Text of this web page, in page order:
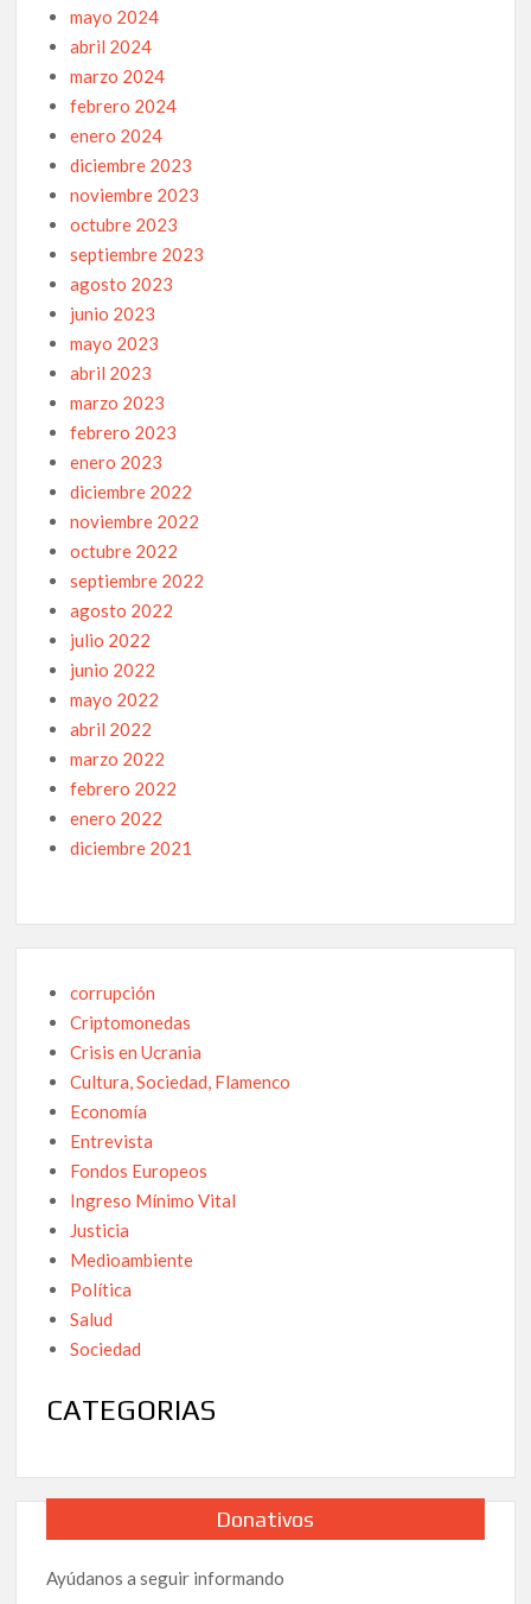
mayo 2024
abril 2024
marzo 2024
febrero 2024
enero 2024
diciembre 2023
noviembre 2023
octubre 2023
septiembre 2023
agosto 2023
junio 2023
mayo 2023
abril 2023
marzo 2023
febrero 2023
enero 2023
diciembre 2022
noviembre 2022
octubre 2022
septiembre 2022
agosto 2022
julio 2022
junio 2022
mayo 2022
abril 2022
marzo 2022
febrero 2022
enero 2022
diciembre 2021
corrupción
Criptomonedas
Crisis en Ucrania
Cultura, Sociedad, Flamenco
Economía
Entrevista
Fondos Europeos
Ingreso Mínimo Vital
Justicia
Medioambiente
Política
Salud
Sociedad
CATEGORIAS
Donativos
Ayúdanos a seguir informando